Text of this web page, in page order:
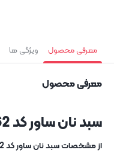
معرفی محصول ویژگی ها
معرفی محصول
سبد نان ساور کد 3262
از مشخصات سبد نان ساور کد 3262 میتوان به موارد زیر اشاره کرد :